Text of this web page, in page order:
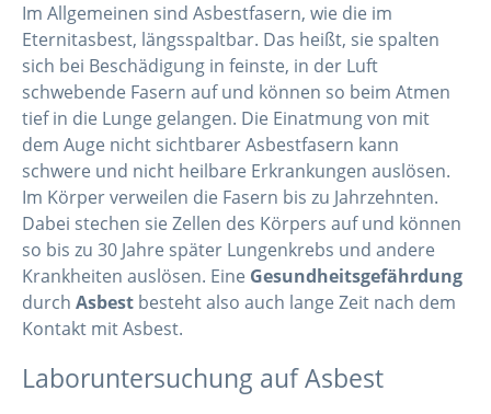
Im Allgemeinen sind Asbestfasern, wie die im
Eternitasbest, längsspaltbar. Das heißt, sie spalten
sich bei Beschädigung in feinste, in der Luft
schwebende Fasern auf und können so beim Atmen
tief in die Lunge gelangen. Die Einatmung von mit
dem Auge nicht sichtbarer Asbestfasern kann
schwere und nicht heilbare Erkrankungen auslösen.
Im Körper verweilen die Fasern bis zu Jahrzehnten.
Dabei stechen sie Zellen des Körpers auf und können
so bis zu 30 Jahre später Lungenkrebs und andere
Krankheiten auslösen. Eine Gesundheitsgefährdung
durch Asbest besteht also auch lange Zeit nach dem
Kontakt mit Asbest.
Laboruntersuchung auf Asbest